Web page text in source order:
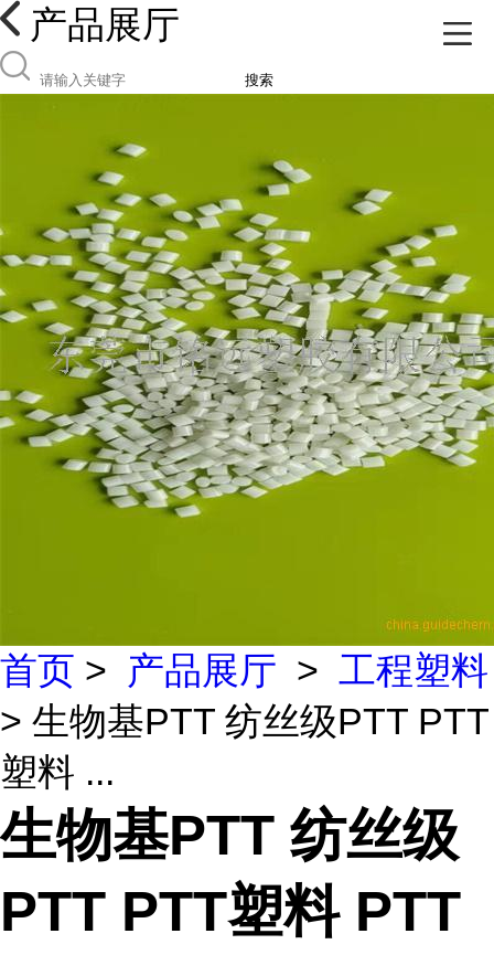
产品展厅
搜索
首页 > 产品展厅 > 工程塑料
> 生物基PTT 纺丝级PTT PTT
塑料 ...
生物基PTT 纺丝级
PTT PTT塑料 PTT